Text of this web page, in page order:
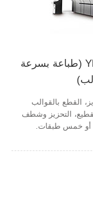
خط إنتاج الكرتون المقوى المضلع YKM (طباعة بسرعة
القطع بالقوالب
التحزيز وشطف
أو خمس طبقات.